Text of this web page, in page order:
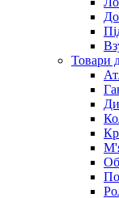
Товари